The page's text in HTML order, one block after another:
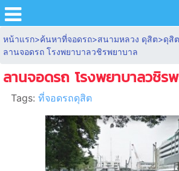
หน้าแรก>ค้นหาที่จอดรถ>สนามหลวง ดุสิต>ดุสิต
ลานจอดรถ โรงพยาบาลวชิรพยาบาล
ลานจอดรถ โรงพยาบาลวชิร
Tags:ที่จอดรถดุสิต